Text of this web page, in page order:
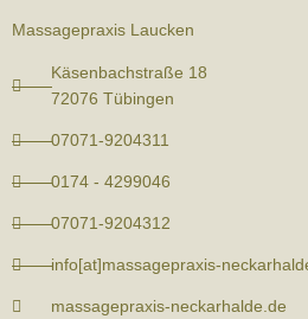
Massagepraxis Laucken
Käsenbachstraße 18
72076 Tübingen
07071-9204311
0174 - 4299046
07071-9204312
info[at]massagepraxis-
massagepraxis-neckarhalde.de